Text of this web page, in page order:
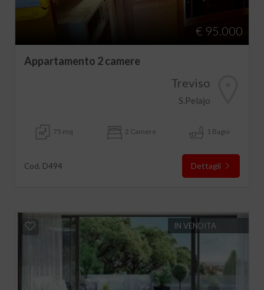
€ 95.000
Appartamento 2 camere
Treviso
S.Pelajo
75 mq 2 Camere 1 Bagni
Cod. D494 Dettagli
IN VENDITA